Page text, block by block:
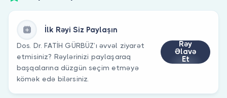
İlk Rəyi Siz Paylaşın
Dos. Dr. FATİH GÜRBÜZ’ı əvvəl ziyarət
etmisiniz? Rəylərinizi paylaşaraq
başqalarına düzgün seçim etməyə
kömək edə bilərsiniz.
Rəy
Əlavə
Et